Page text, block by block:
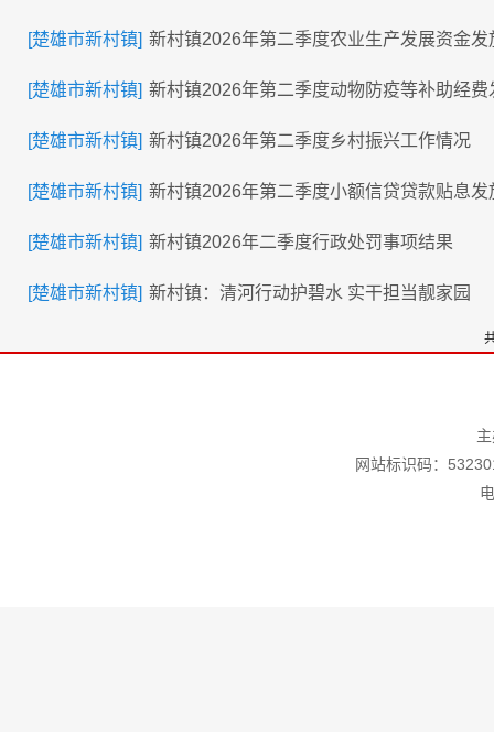
[楚雄市新村镇] 新村镇2026年第二季度农业生产发展资金发
[楚雄市新村镇] 新村镇2026年第二季度动物防疫等补助经费
[楚雄市新村镇] 新村镇2026年第二季度乡村振兴工作情况
[楚雄市新村镇] 新村镇2026年第二季度小额信贷贷款贴息发
[楚雄市新村镇] 新村镇2026年二季度行政处罚事项结果
[楚雄市新村镇] 新村镇：清河行动护碧水 实干担当靓家园
网站标识码：